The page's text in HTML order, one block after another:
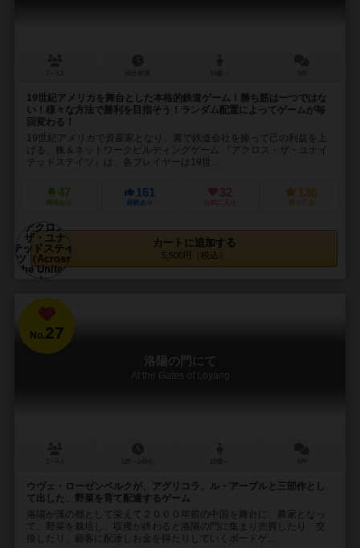
19世紀アメリカを舞台とした本格的鉄道ゲーム！勝ち筋は一つではな
い！様々な方法で勝利を目指そう！ランダム配置によってゲームが毎
回変わる！
19世紀アメリカで資産家となり、裏で鉄道会社を操って己の利益を上
げる、株＆ネットワークビルディングゲーム 『アクロス・ザ・ユナイ
テッドステイツ』は、各プレイヤーは19世...
47
興味あり
161
経験あり
32
お気に入り
136
持ってる
カートに追加する
5,500円（税込）
No.27
洛陽の門にて
At the Gates of Loyang
ウヴェ・ローゼンベルクが、アグリコラ、ル・アーブルと三部作とし
て出した、野菜を育て配達するゲーム
洛陽が漢の都として栄えて２０００年前の中国を舞台に、農家となっ
て、野菜を栽培し、収穫が終わると洛陽の門に集まり売買したり、交
換したり、顧客に配達しお金を得たりしていくボードゲ...